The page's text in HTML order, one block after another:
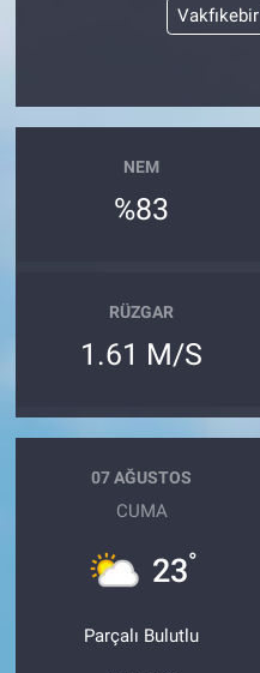
Vakfıkebir
NEM
%83
RÜZGAR
1.61 M/S
07 AĞUSTOS
CUMA
23°
Parçalı Bulutlu